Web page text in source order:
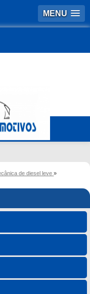
MENU
de diesel leve»